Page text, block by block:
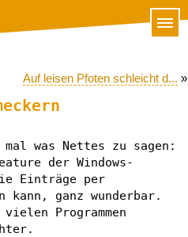
Auf leisen Pfoten schleicht d... »
was Nettes zu sagen:
der Windows-
Einträge per
kann, ganz wunderbar.
Programmen